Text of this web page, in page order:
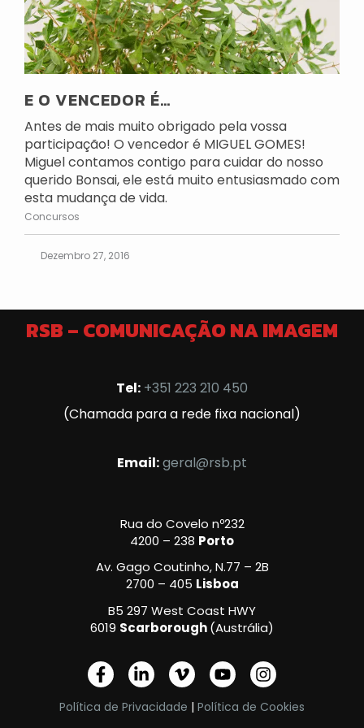
E O VENCEDOR É…
Antes de mais muito obrigado pela vossa
participação! O vencedor é MIGUEL GOMES!
Miguel contamos contigo para cuidar do nosso
querido Bonsai, ele está muito entusiasmado com
esta mudança de vida.
Concursos
Dezembro 27, 2016
RSB – COMUNICAÇÃO NA IMAGEM
Tel: +351 223 210 450
(Chamada para a rede fixa nacional)
Email:geral@rsb.pt
Rua do Covelo nº232
4200 – 238 Porto
Av. Gago Coutinho, N.77 – 2B
2700 – 405 Lisboa
B5 297 West Coast HWY
6019 Scarborough(Austrália)
F
a
c
e
L
i
n
k
V
i
m
e
Y
o
u
t
I
n
s
t
Política de Privacidade | Política de Cookies